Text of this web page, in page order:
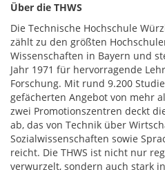
Über die THWS
Die Technische Hochschule
zählt zu den größten
Wissenschaften in Bayern und
Jahr 1971 für hervorragende
Forschung. Mit rund 9.200
gefächerten Angebot von mehr
zwei Promotionszentren deckt
ab, das von Technik über
Sozialwissenschaften sowie
reicht. Die THWS ist nicht nur
verwurzelt, sondern auch stark